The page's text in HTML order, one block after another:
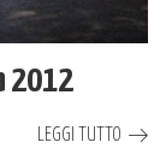
2012
LEGGI TUTTO